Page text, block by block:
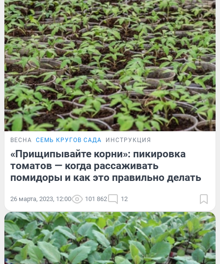
ВЕСНА СЕМЬ КРУГОВ САДА ИНСТРУКЦИЯ
«Прищипывайте корни»: пикировка
томатов — когда рассаживать
помидоры и как это правильно делать
26 марта, 2023, 12:00 101 862 12